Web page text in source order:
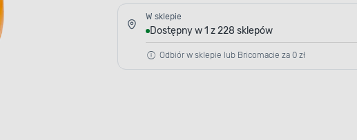
W sklepie
Dostępny w 1 z 228 sklepów
Odbiór w sklepie lub Bricomacie za 0 zł